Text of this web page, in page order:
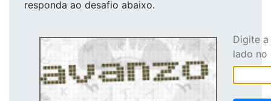
responda ao desafio abaixo.
Digite
lado no